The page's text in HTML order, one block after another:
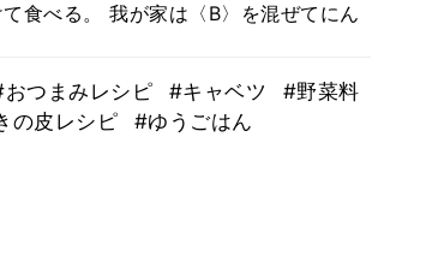
食べる。 我が家は〈B〉を混ぜてにん
つまみレシピ #キャベツ
#野菜料
の皮レシピ #ゆうごはん